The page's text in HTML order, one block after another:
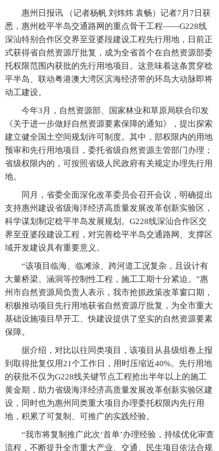
惠州日报讯 （记者杨帆 刘炜炜 袁畅）记者7月7日获
悉，惠州稔平半岛交通路网的重点骨干工程——G228线
深汕特别合作区交界至亚婆段建设工程先行用地，日前正
式获得省自然资源厅批复，成为全省首个在自然资源部委
托权限范围内获批的先行用地项目。这意味着这条贯穿稔
平半岛、联动粤港澳大湾区滨海经济带的环岛大动脉即将
动工建设。
今年3月，自然资源部、国家林业和草原局联合印发
《关于进一步做好自然资源要素保障的通知》，提出探索
建立健全国土空间规划许可制度。其中，部权限内的用地
预审和先行用地项目，委托省级自然资源主管部门办理；
省级权限内的，可按照省级人民政府有关规定办理先行用
地。
同月，省委全面深化改革委员会召开会议，明确提出
支持惠州建设省级海洋经济高质量发展改革创新实验区，
科学谋划制定稔平半岛发展规划。G228线深汕合作区交
界至亚婆段建设工程，对完善稔平半岛交通路网、支撑区
域开发建设具有重要意义。
“该项目临海、临滩涂、跨河道工况复杂，且设计有
大量桥梁、涵洞等控制性工程，施工工期十分紧迫。”惠
州市自然资源局负责人表示，我市抢抓政策改革窗口期，
积极推动项目先行用地获省自然资源厅批复，为全市重大
基础设施项目早开工、快建设提供了坚实的自然资源要素
保障。
据介绍，对比以往同类项目，该项目从县级组卷上报
到取得批复仅用21个工作日，用时压缩近40%。先行用地
的获批不仅为G228线关键节点工程抢出半年以上的施工
黄金期，助力省级海洋经济高质量发展改革创新实验区建
设，同时也为惠州同类重大项目办理委托权限内先行用
地，积累了可复制、可推广的实践经验。
“我市将复制推广此次‘首单’办理经验，持续优化审查
流程，不断提升全市重大产业、交通、民生项目依法合规